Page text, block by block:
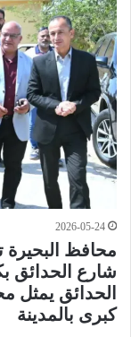
2026-05-24
محافظ البحيرة
شارع الحدائق
الحدائق يمثل
كبرى بالمدينة